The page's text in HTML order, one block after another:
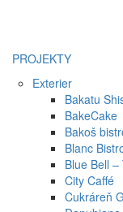
PROJEKTY
Exterier
Bakatu
BakeCake
Bakoš
Blanc
Blue Bell –
City Caffé
Cukráreň